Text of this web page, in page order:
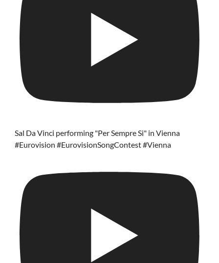
Sal Da Vinci performing "Per Sempre Si" in Vienna
#Eurovision #EurovisionSongContest #Vienna